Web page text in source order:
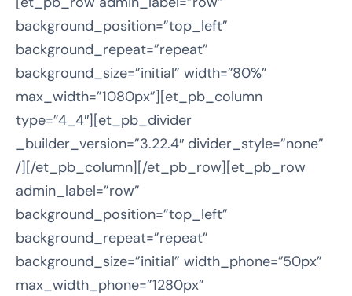
background_position=”top_left”
background_repeat=”repeat”
background_size=”initial” width=”80%”
max_width=”1080px”][et_pb_column
type=”4_4″][et_pb_divider
_builder_version=”3.22.4″ divider_style=”none”
/][/et_pb_column][/et_pb_row][et_pb_row
admin_label=”row”
background_position=”top_left”
background_repeat=”repeat”
background_size=”initial” width_phone=”50px”
max_width_phone=”1280px”